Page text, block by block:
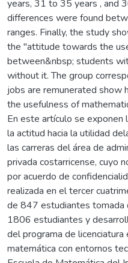
years, 31 to 35 years , and
differences were found
ranges. Finally, the study
the "attitude towards the
between&nbsp; students
without it. The group
jobs are remunerated
the usefulness of
En este artículo se
la actitud hacia la utilidad
las carreras del área de
privada costarricense, cuyo
por acuerdo de
realizada en el tercer
de 847 estudiantes tomada
1806 estudiantes y
del programa de licenciatura
matemática con entornos